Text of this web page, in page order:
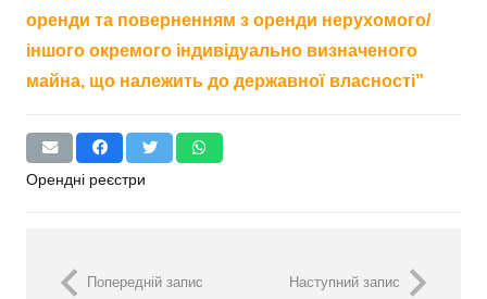
оренди та поверненням з оренди нерухомого/
іншого окремого індивідуально визначеного
майна, що належить до державної власності”
Орендні реєстри
Попередній запис Наступний запис